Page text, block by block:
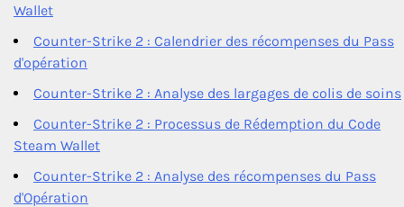
Wallet
Counter-Strike 2 : Calendrier des récompenses du Pass
d'opération
Counter-Strike 2 : Analyse des largages de colis de soins
Counter-Strike 2 : Processus de Rédemption du Code
Steam Wallet
Counter-Strike 2 : Analyse des récompenses du Pass
d'Opération